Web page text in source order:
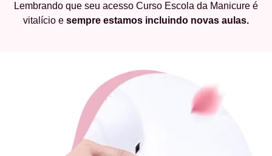
Lembrando que seu acesso Curso Escola da Manicure é
vitalício e sempre estamos incluindo novas aulas.